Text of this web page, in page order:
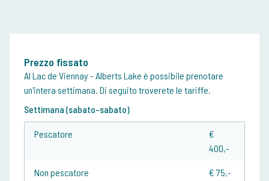
Prezzo fissato
Al Lac de Viennay - Alberts Lake è possibile prenotare
un'intera settimana. Di seguito troverete le tariffe.
Settimana (sabato-sabato)
Pescatore
€
400,-
Non pescatore € 75,-